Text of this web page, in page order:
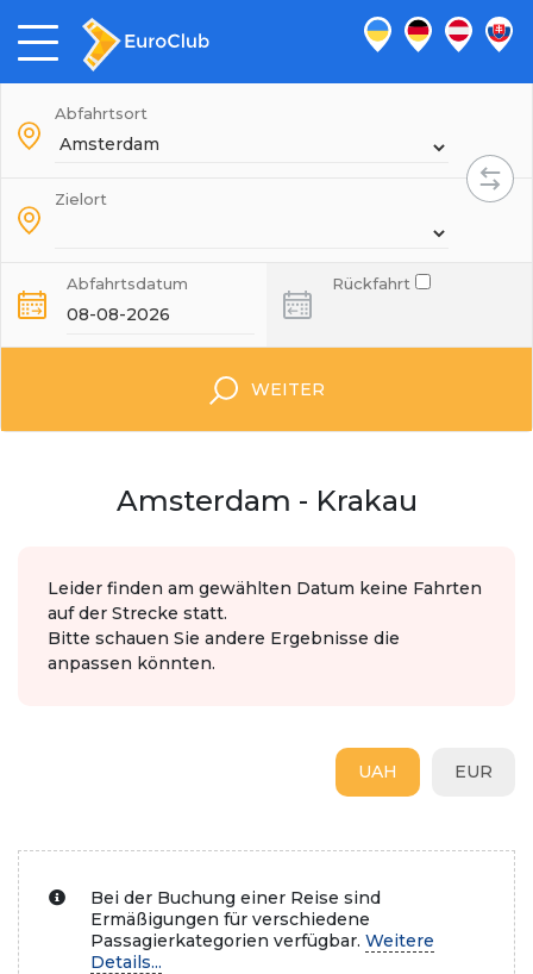
Abfahrtsort
Zielort
Abfahrtsdatum Rückfahrt
WEITER
Amsterdam - Krakau
Leider finden am gewählten Datum keine Fahrten
auf der Strecke statt.
Bitte schauen Sie andere Ergebnisse die
anpassen könnten.
EUR
UAH
Bei der Buchung einer Reise sind
Ermäßigungen für verschiedene
Passagierkategorien verfügbar. Weitere
Details...